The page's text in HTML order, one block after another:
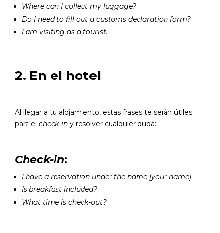
Where can I collect my luggage?
Do I need to fill out a customs declaration form?
I am visiting as a tourist.
2. En el hotel
Al llegar a tu alojamiento, estas frases te serán útiles
para el check-in y resolver cualquier duda:
Check-in:
I have a reservation under the name [your name].
Is breakfast included?
What time is check-out?